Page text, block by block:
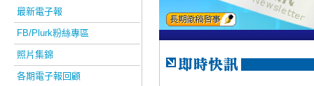
最新電子報
FB/Plurk粉絲專區
照片集錦
各期電子報回顧